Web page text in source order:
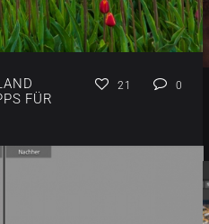
FÜR
21 0